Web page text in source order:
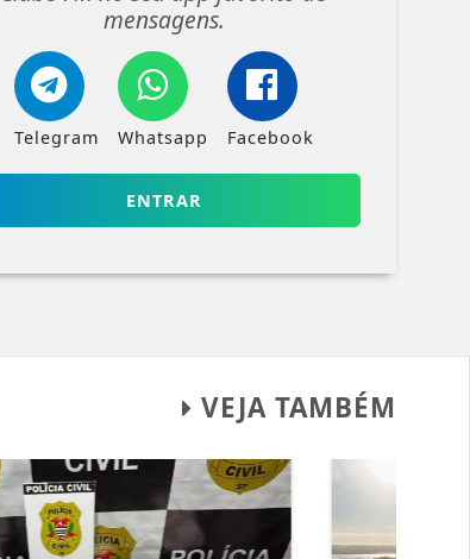
mensagens.
Telegram Whatsapp Facebook
ENTRAR
VEJA TAMBÉM